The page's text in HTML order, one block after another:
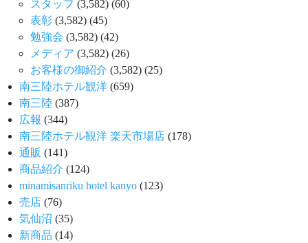
スタッフ (3,582) (60)
表彰 (3,582) (45)
勉強会 (3,582) (42)
メディア (3,582) (26)
お客様の御紹介 (3,582) (25)
南三陸ホテル観洋 (659)
南三陸 (387)
広報 (344)
南三陸ホテル観洋 楽天市場店 (178)
通販 (141)
商品紹介 (124)
minamisanriku hotel kanyo (123)
売店 (76)
気仙沼 (35)
新商品 (14)